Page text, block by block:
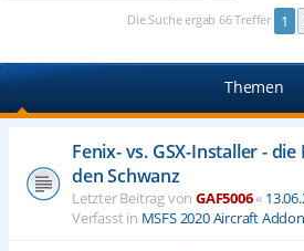
Die Suche ergab 66 Treffer 1
Themen
Fenix- vs. GSX-Installer -
den Schwanz
Letzter Beitrag von GAF5006«
Verfasst in MSFS 2020 Aircraft